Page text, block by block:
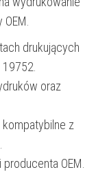
drukujących
oraz
kompatybilne z
OEM.